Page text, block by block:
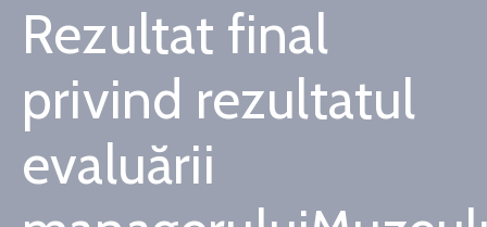
Informații
de
public
Transparență
decizională
Integritate
Rezultat final
privind rezultatul
evaluării